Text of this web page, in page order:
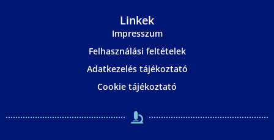
Linkek
Impresszum
Felhasználási feltételek
Adatkezelés tájékoztató
Cookie tájékoztató